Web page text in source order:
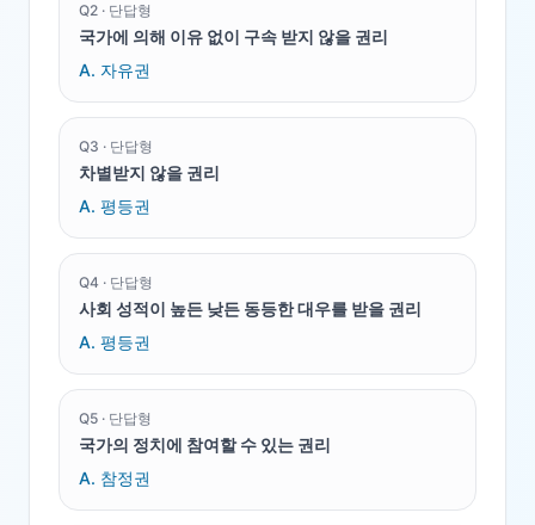
Q2 · 단답형
국가에 의해 이유 없이 구속 받지 않을 권리
A. 자유권
Q3 · 단답형
차별받지 않을 권리
A. 평등권
Q4 · 단답형
사회 성적이 높든 낮든 동등한 대우를 받을 권리
A. 평등권
Q5 · 단답형
국가의 정치에 참여할 수 있는 권리
A. 참정권